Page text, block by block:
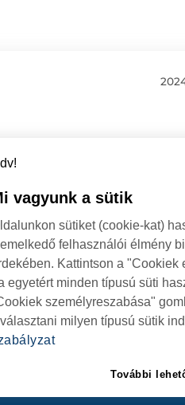
NR. 1 CORP M,
vagyunk a sütik
sütiket (cookie-kat)
felhasználói élmény
Kattintson a "Cookiek
egyetért minden típusú süti
személyreszabása"
milyen típusú sütik
További